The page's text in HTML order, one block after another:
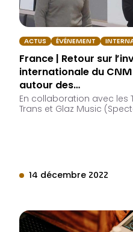
ACTUS ÉVÉNEMENT
France | Retour sur
internationale du CNM
autour des…
En collaboration avec les
Trans et Glaz Music
14 décembre 2022